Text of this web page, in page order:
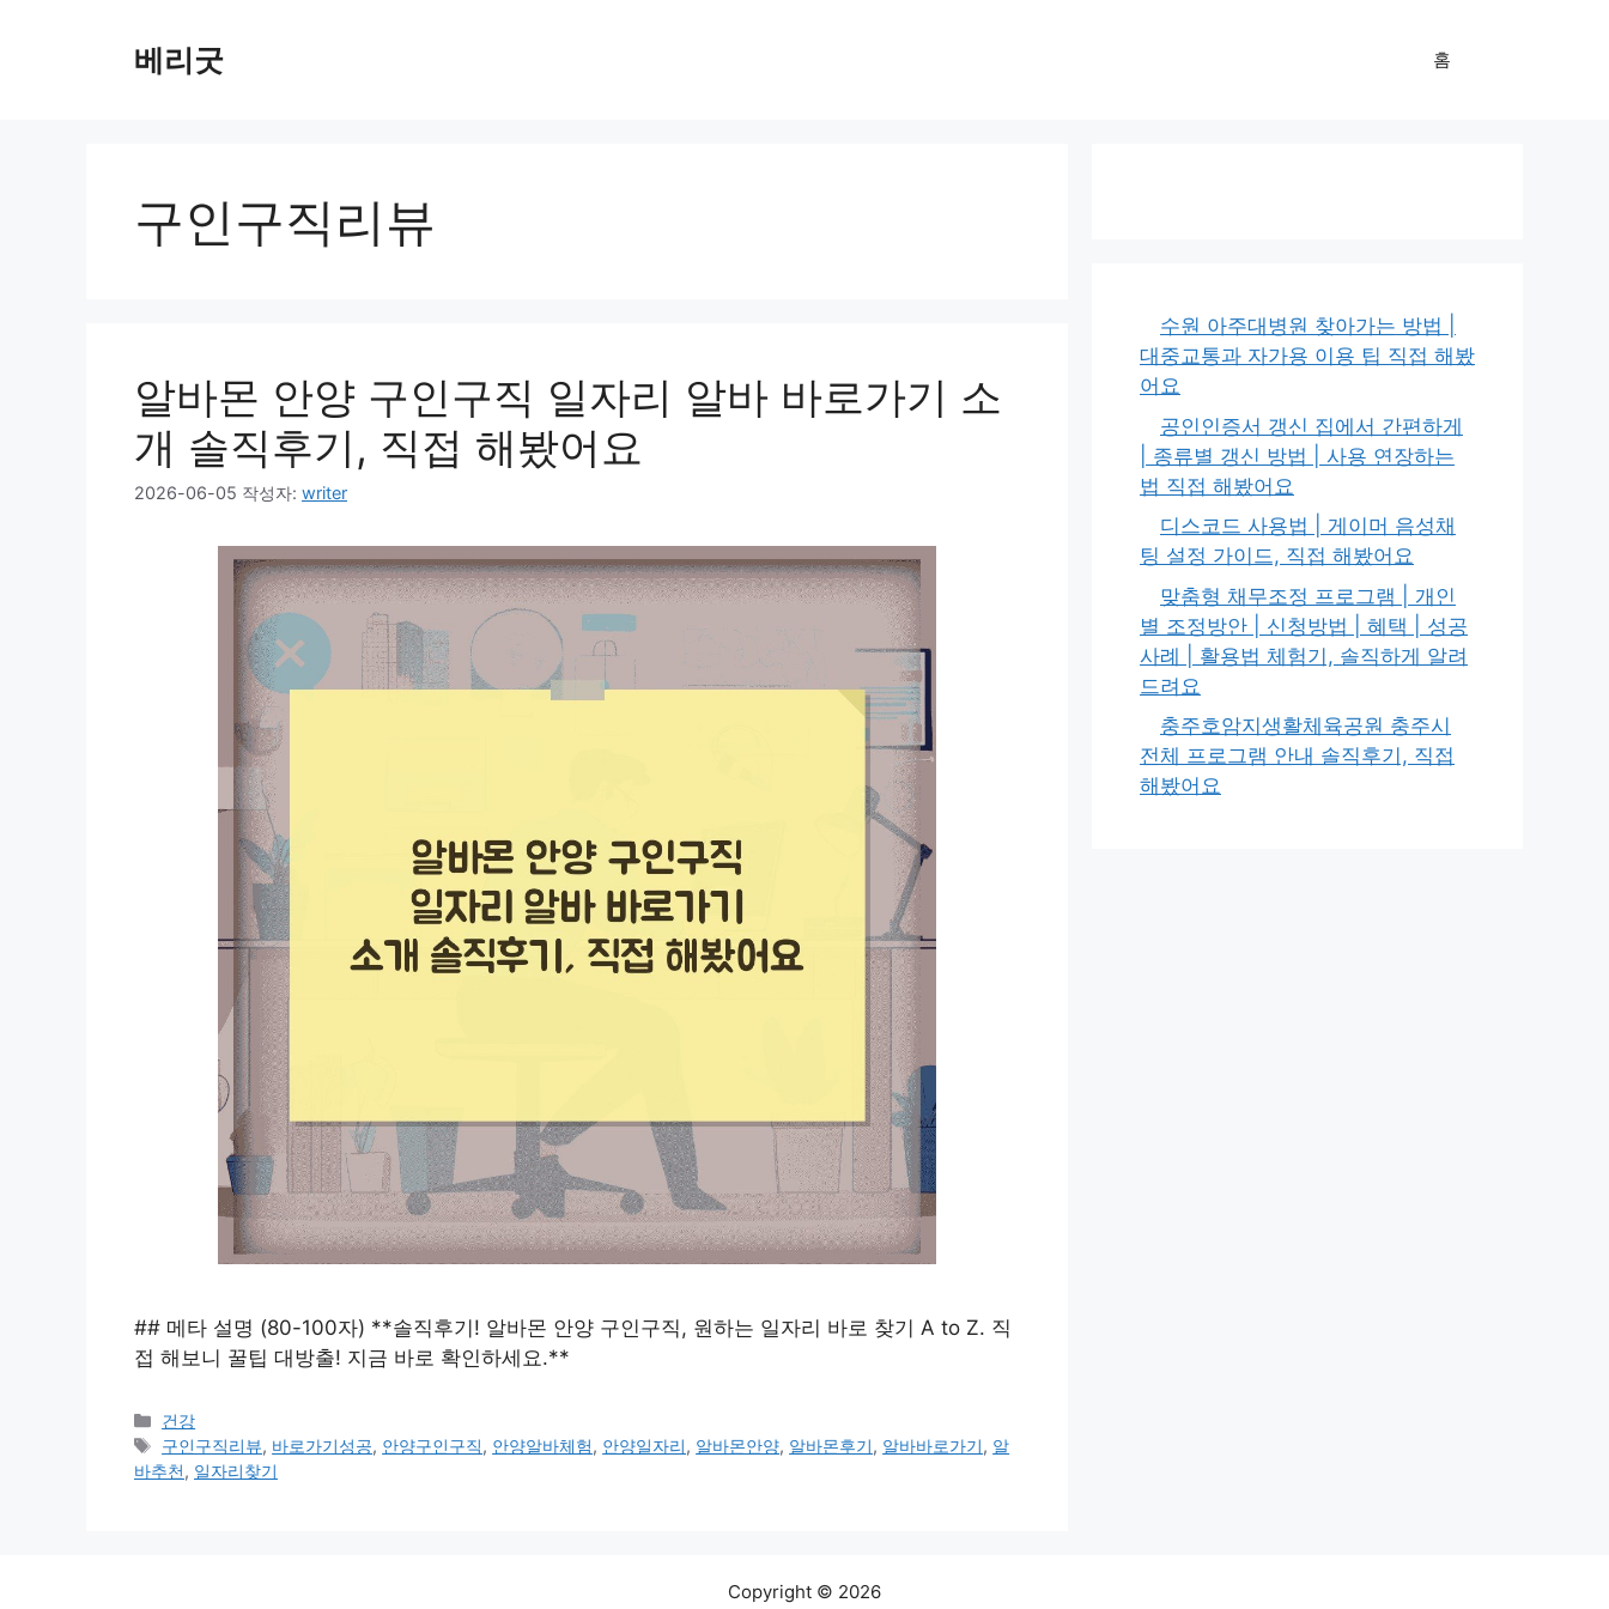
베리굿 홈
구인구직리뷰
알바몬 안양 구인구직 일자리 알바 바로가기 소
개 솔직후기, 직접 해봤어요
2026-06-05 작성자: writer
## 메타 설명 (80-100자) **솔직후기! 알바몬 안양 구인구직, 원하는 일자리 바로 찾기 A to Z. 직
접 해보니 꿀팁 대방출! 지금 바로 확인하세요.**
카
테
고
건강
태
그
구인구직리뷰, 바로가기성공, 안양구인구직, 안양알바체험, 안양일자리, 알바몬안양, 알바몬후기, 알바바로가기, 알
바추천, 일자리찾기
수원 아주대병원 찾아가는 방법 |
대중교통과 자가용 이용 팁 직접 해봤
어요
공인인증서 갱신 집에서 간편하게
| 종류별 갱신 방법 | 사용 연장하는
법 직접 해봤어요
디스코드 사용법 | 게이머 음성채
팅 설정 가이드, 직접 해봤어요
맞춤형 채무조정 프로그램 | 개인
별 조정방안 | 신청방법 | 혜택 | 성공
사례 | 활용법 체험기, 솔직하게 알려
드려요
충주호암지생활체육공원 충주시
전체 프로그램 안내 솔직후기, 직접
해봤어요
Copyright © 2026